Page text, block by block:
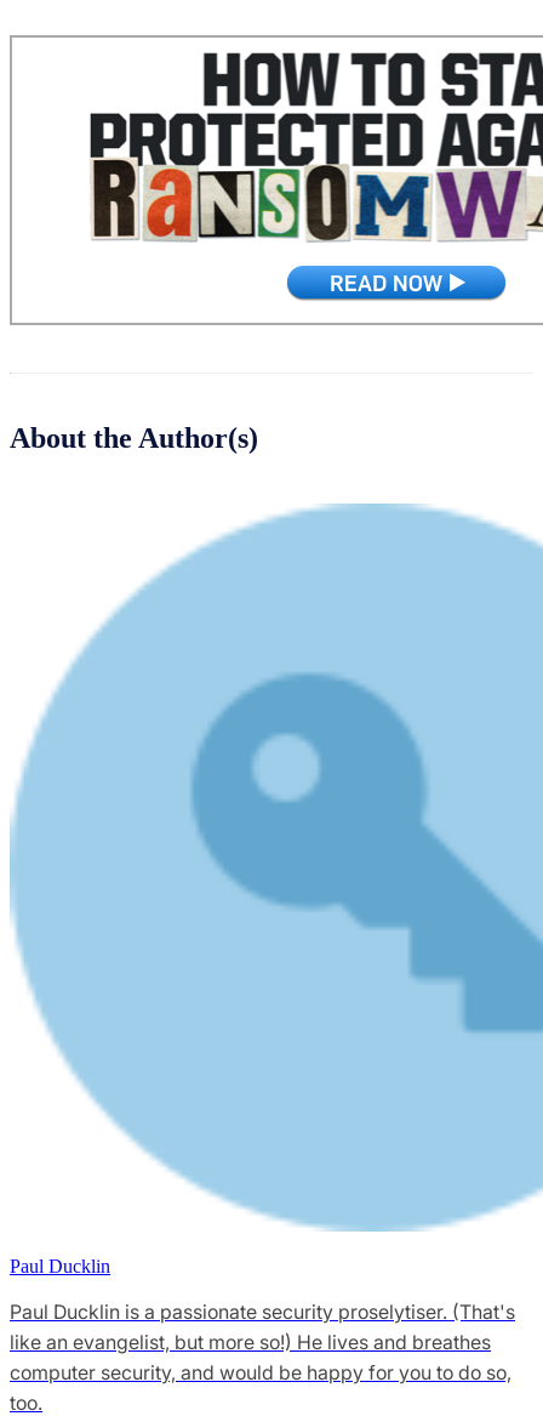
About the Author(s)
Paul Ducklin
Paul Ducklin is a passionate security proselytiser. (That's
like an evangelist, but more so!) He lives and breathes
computer security, and would be happy for you to do so,
too.